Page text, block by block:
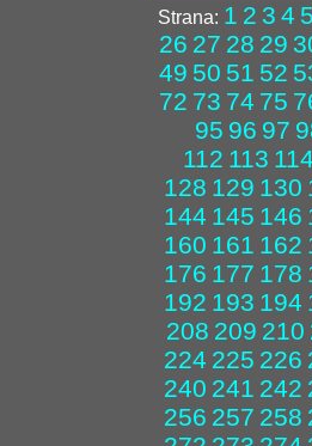
Strana: 1 2 3 4 5
26 27 28 29
49 50 51 52
72 73 74 75
95 96 97
112 113 114
128 129 130
144 145 146
160 161 162
176 177 178
192 193 194
208 209 210
224 225 226
240 241 242
256 257 258